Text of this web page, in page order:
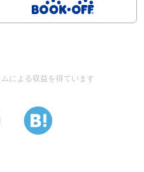
による収益を得ています